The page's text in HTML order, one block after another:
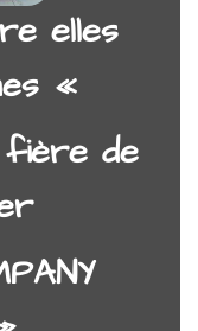
elles
«
fière de